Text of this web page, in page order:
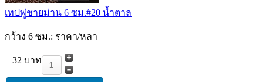
เทปพู่ชายม่าน 6 ซม.#20 น้ำตาล
กว้าง 6 ซม.: ราคา/หลา
32 บาท